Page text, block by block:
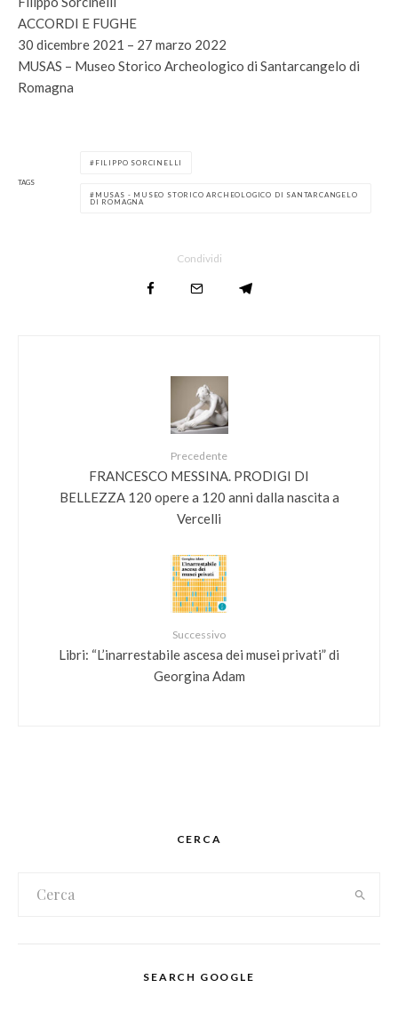
ACCORDI E FUGHE
30 dicembre 2021 – 27 marzo 2022
MUSAS – Museo Storico Archeologico di Santarcangelo di
Romagna
TAGS
FILIPPO SORCINELLI
MUSAS - MUSEO STORICO ARCHEOLOGICO DI SANTARCANGELO
DI ROMAGNA
Condividi
Precedente
FRANCESCO MESSINA. PRODIGI DI
BELLEZZA 120 opere a 120 anni dalla nascita a
Vercelli
Successivo
Libri: “L’inarrestabile ascesa dei musei privati” di
Georgina Adam
CERCA
SEARCH GOOGLE